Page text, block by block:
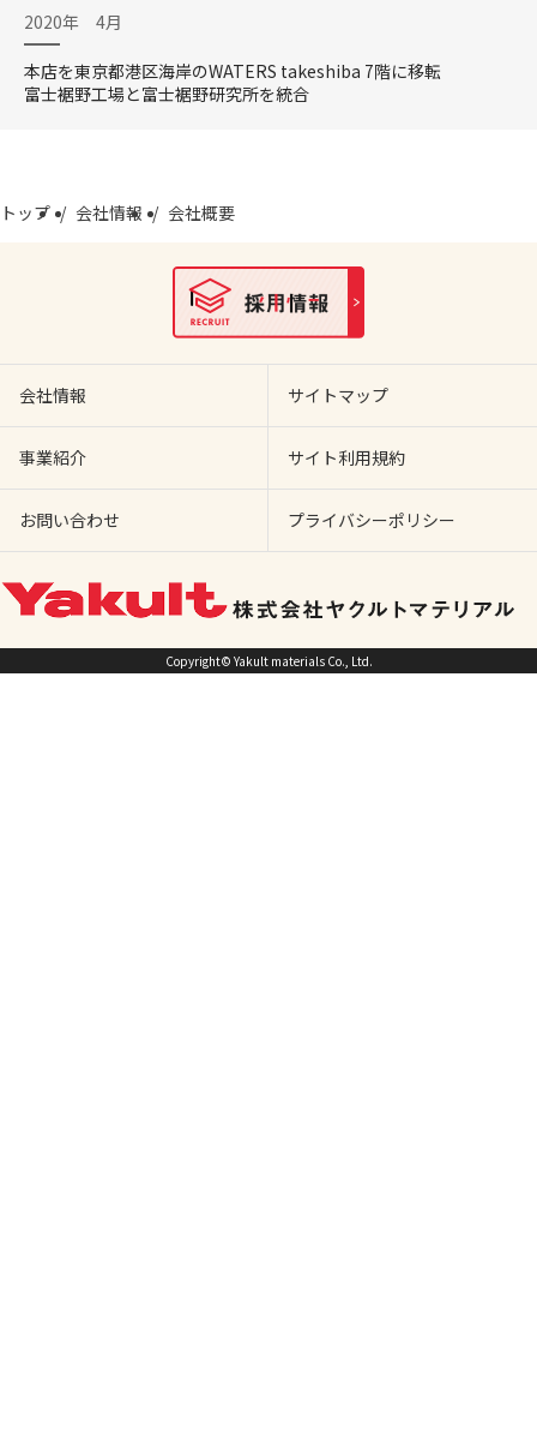
2020年 4月
本店を東京都港区海岸のWATERS takeshiba 7階に移転
富士裾野工場と富士裾野研究所を統合
トップ / 会社情報 / 会社概要
会社情報 サイトマップ
事業紹介 サイト利用規約
お問い合わせ プライバシーポリシー
Copyright© Yakult materials Co., Ltd.